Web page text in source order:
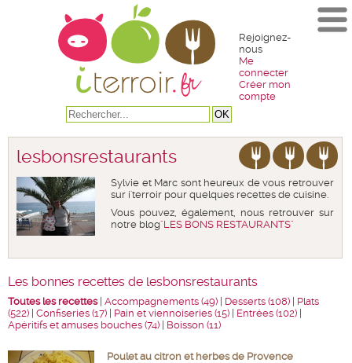
Rejoignez-
nous
Me
connecter
Créer mon
compte
lesbonsrestaurants
Sylvie et Marc sont heureux de vous retrouver
sur i'terroir pour quelques recettes de cuisine.
Vous pouvez, également, nous retrouver sur
notre blog"LES BONS RESTAURANTS"
Les bonnes recettes de lesbonsrestaurants
Toutes les recettes| Accompagnements (49) Desserts (108)
Plats
(522) Confiseries (17) Pain et viennoiseries (15) Entrées (102)
Apéritifs et amuses bouches (74)
Boisson (11)
Poulet au citron et herbes de Provence